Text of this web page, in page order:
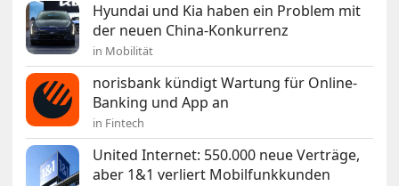
Hyundai und Kia haben ein Problem mit
der neuen China-Konkurrenz
in Mobilität
norisbank kündigt Wartung für Online-
Banking und App an
in Fintech
United Internet: 550.000 neue Verträge,
aber 1&1 verliert Mobilfunkkunden